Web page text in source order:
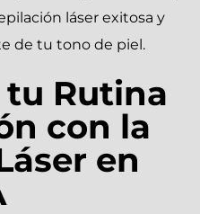
láser exitosa y
de tu tono de piel.
Rutina
con la
en